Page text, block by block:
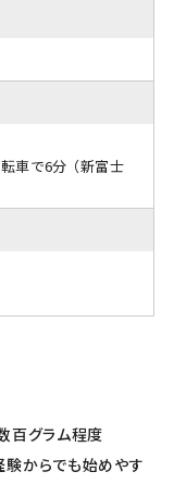
車で6分 （新富士
百グラム程度
からでも始めやす